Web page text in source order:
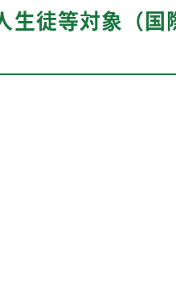
生徒等対象（国